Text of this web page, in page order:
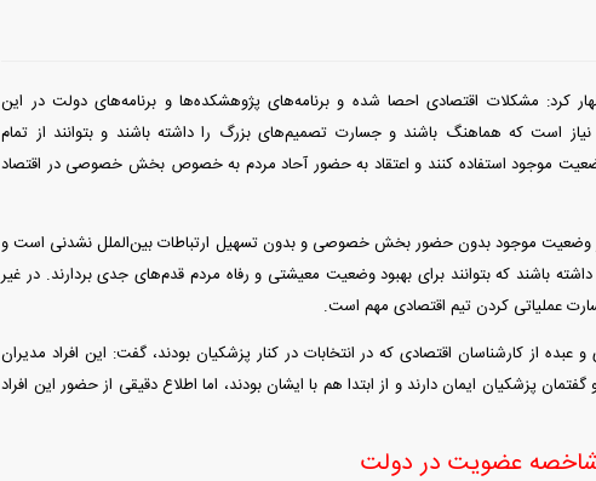
کرد: مشکلات اقتصادی احصا شده و برنامه‌های پژوهشکده‌ها و برنامه‌های دولت در این
است که هماهنگ باشند و جسارت تصمیم‌های بزرگ را داشته باشند و بتوانند از تمام
موجود استفاده کنند و اعتقاد به حضور آحاد مردم به خصوص بخش خصوصی در اقتصاد
وضعیت موجود بدون حضور بخش خصوصی و بدون تسهیل ارتباطات بین‌الملل نشدنی است و
باشند که بتوانند برای بهبود وضعیت معیشتی و رفاه مردم قدم‌های جدی بردارند. در غیر
عملیاتی کردن تیم اقتصادی مهم است.
از کارشناسان اقتصادی که در انتخابات در کنار پزشکیان بودند، گفت: این افراد مدیران
پزشکیان ایمان دارند و از ابتدا هم با ایشان بودند، اما اطلاع دقیقی از حضور این افراد
شاخصه عضویت در دولت